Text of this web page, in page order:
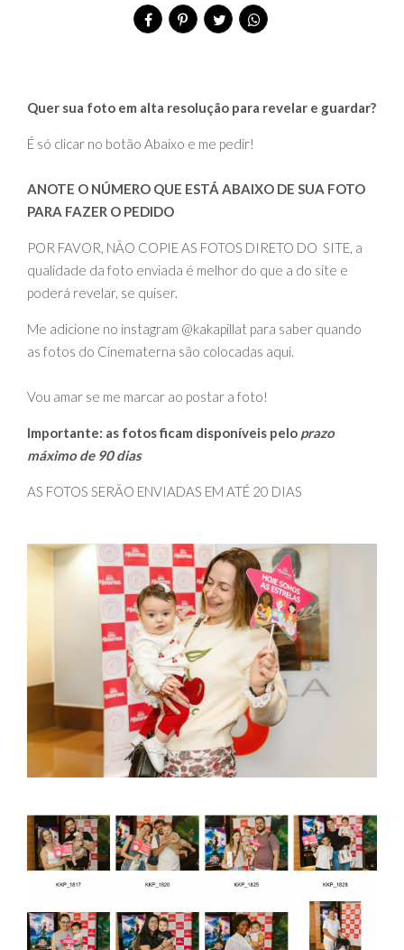
Quer sua foto em alta resolução para revelar e guardar?
É só clicar no botão Abaixo e me pedir!
ANOTE O NÚMERO QUE ESTÁ ABAIXO DE SUA FOTO
PARA FAZER O PEDIDO
POR FAVOR, NÃO COPIE AS FOTOS DIRETO DO SITE, a
qualidade da foto enviada é melhor do que a do site e
poderá revelar, se quiser.
Me adicione no instagram @kakapillat para saber quando
as fotos do Cinematerna são colocadas aqui.
Vou amar se me marcar ao postar a foto!
Importante: as fotos ficam disponíveis pelo prazo
máximo de 90 dias
AS FOTOS SERÃO ENVIADAS EM ATÉ 20 DIAS